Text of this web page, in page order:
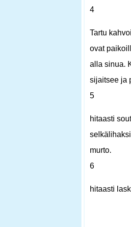
4
Tartu
ovat
alla sinua.
sijaitsee ja
5
hitaasti
murto.
6
hitaasti